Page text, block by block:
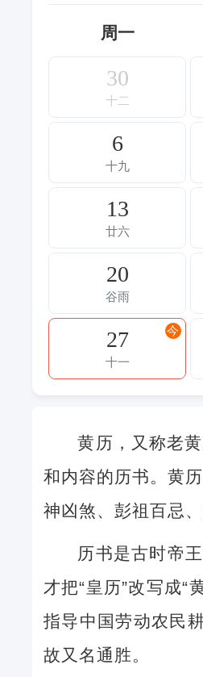
周一
30
十二
6
十九
13
廿六
20
谷雨
27
十一
今
黄历，又称老
和内容的历书。黄
神凶煞、彭祖百忌
历书是古时帝
才把“皇历”改写成
指导中国劳动农民
故又名通胜。